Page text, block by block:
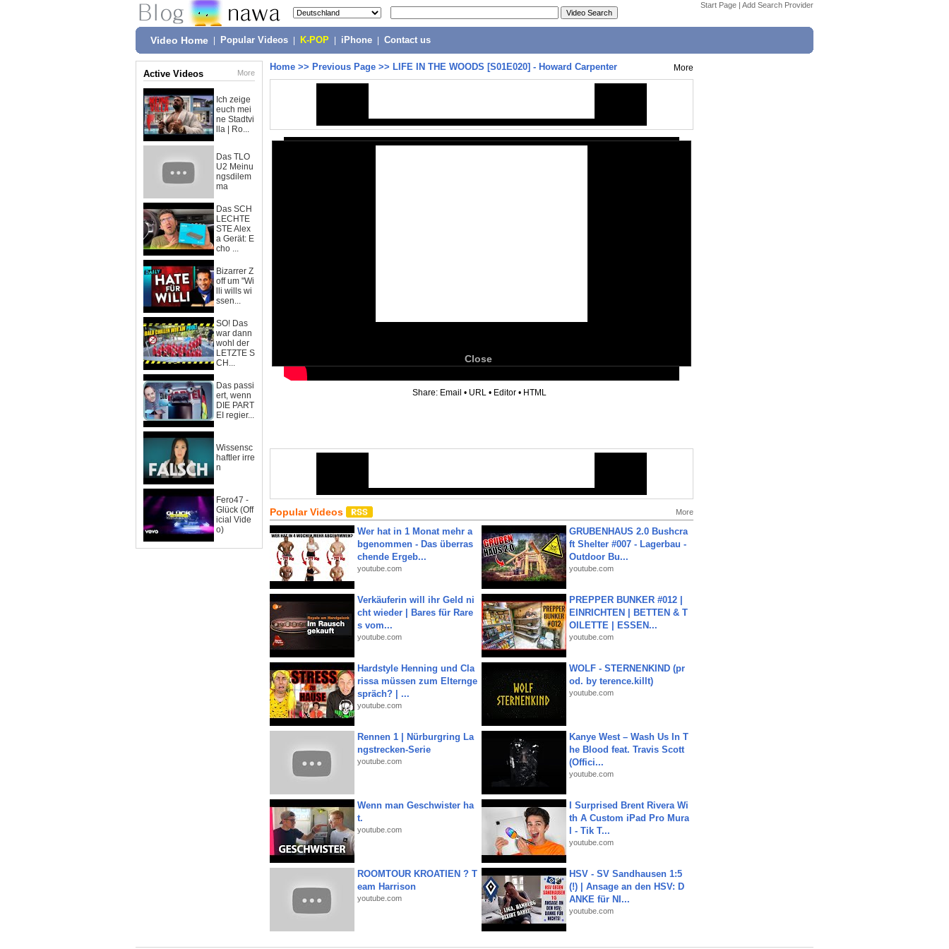
Start Page | Add Search Provider
Video Home Popular Videos K-POP iPhone Contact us
Active Videos More
Ich zeige
euch mei
ne Stadtvi
lla | Ro...
Das TLO
U2 Meinu
ngsdilem
ma
Das SCH
LECHTE
STE Alex
a Gerät: E
cho ...
Bizarrer Z
off um "Wi
lli wills wi
ssen...
SO! Das
war dann
wohl der
LETZTE S
CH...
Das passi
ert, wenn
DIE PART
EI regier...
Wissensc
haftler irre
n
Fero47 -
Glück (Off
icial Vide
o)
Home >> Previous Page >> LIFE IN THE WOODS [S01E020] - Howard Carpenter More
Close
Share: Email • URL • Editor • HTML
Popular Videos More
Wer hat in 1 Monat mehr a
bgenommen - Das überras
chende Ergeb...
youtube.com
GRUBENHAUS 2.0 Bushcra
ft Shelter #007 - Lagerbau -
Outdoor Bu...
youtube.com
Verkäuferin will ihr Geld ni
cht wieder | Bares für Rare
s vom...
youtube.com
PREPPER BUNKER #012 |
EINRICHTEN | BETTEN & T
OILETTE | ESSEN...
youtube.com
Hardstyle Henning und Cla
rissa müssen zum Elternge
spräch? | ...
youtube.com
WOLF - STERNENKIND (pr
od. by terence.killt)
youtube.com
Rennen 1 | Nürburgring La
ngstrecken-Serie
youtube.com
Kanye West – Wash Us In T
he Blood feat. Travis Scott
(Offici...
youtube.com
Wenn man Geschwister ha
t.
youtube.com
I Surprised Brent Rivera Wi
th A Custom iPad Pro Mura
l - Tik T...
youtube.com
ROOMTOUR KROATIEN ? T
eam Harrison
youtube.com
HSV - SV Sandhausen 1:5
(!) | Ansage an den HSV: D
ANKE für NI...
youtube.com